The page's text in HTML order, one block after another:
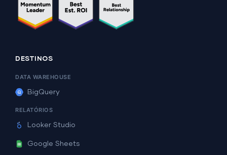
DESTINOS
DATA WAREHOUSE
BigQuery
RELATÓRIOS
Looker Studio
Google Sheets